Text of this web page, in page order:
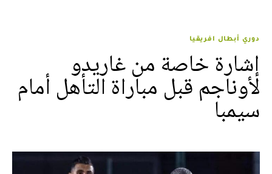
دوري أبطال افريقيا
إشارة خاصة من غاريدو
لأوناجم قبل مباراة التأهل أمام
سيمبا